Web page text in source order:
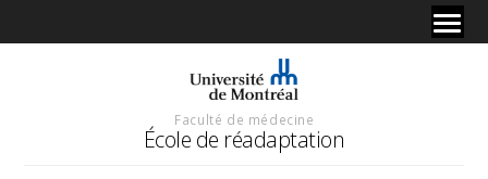
Faculté de médecine
École de réadaptation